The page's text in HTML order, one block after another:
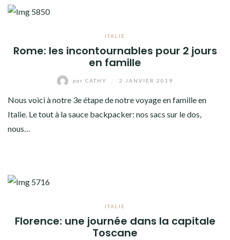
ITALIE
Rome: les incontournables pour 2 jours
en famille
par CATHY 2 JANVIER 2019
Nous voici à notre 3e étape de notre voyage en famille en
Italie. Le tout à la sauce backpacker: nos sacs sur le dos,
nous…
ITALIE
Florence: une journée dans la capitale
Toscane